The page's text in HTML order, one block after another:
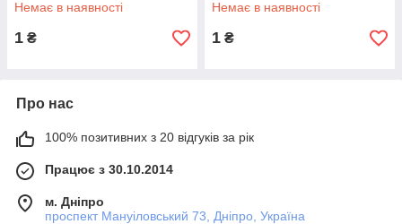
Немає в наявності
1 ₴
Немає в наявності
1 ₴
Про нас
100% позитивних з 20 відгуків за рік
Працює з 30.10.2014
м. Дніпро
проспект Мануіловський 73, Дніпро, Україна